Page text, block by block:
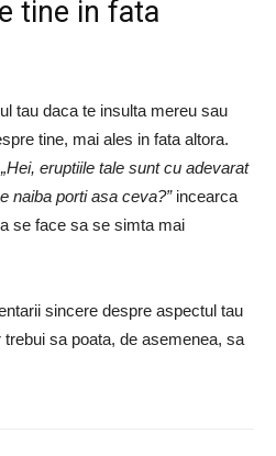
tine in fata
tau daca te insulta mereu sau
tine, mai ales in fata altora.
„Hei, eruptiile tale sunt cu adevarat
naiba porti asa ceva?” incearca
se face sa se simta mai
sincere despre aspectul tau
sa poata, de asemenea, sa